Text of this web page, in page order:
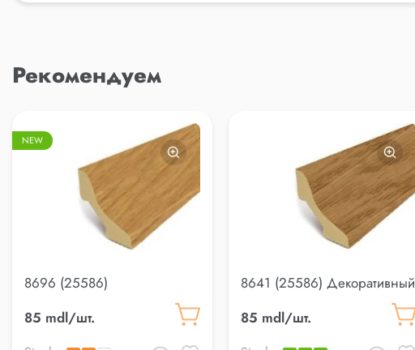
Рекомендуем
NEW
8696 (25586)
Lemal 20*20
85 mdl/шт.
8641 (25586) Декоративный
85 mdl/шт.